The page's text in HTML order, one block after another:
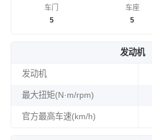
车门
5
车座
5
发动机
发动机
最大扭矩(N·m/rpm)
官方最高车速(km/h)